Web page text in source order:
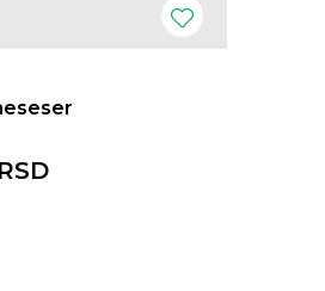
RSD